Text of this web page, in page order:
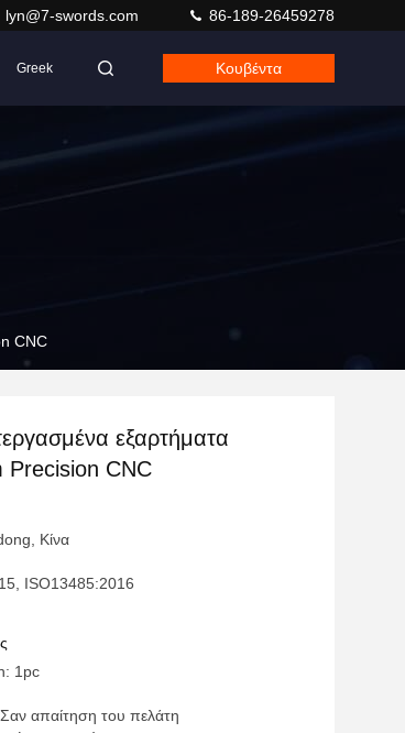
lyn@7-swords.com 86-189-26459278
Greek Κουβέντα
CNC
εξαρτήματα
Precision CNC
Κίνα
ISO13485:2016
1pc
απαίτηση του πελάτη